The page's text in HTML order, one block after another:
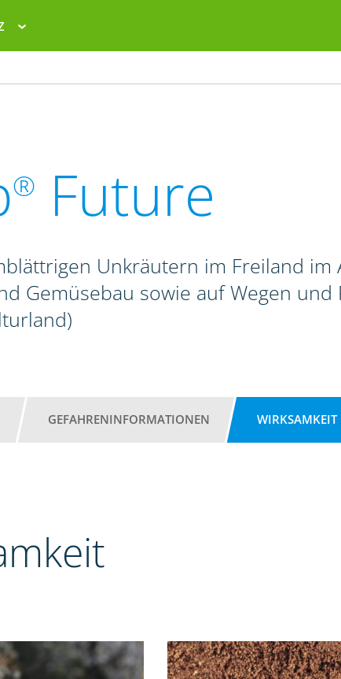
® Future
Unkräutern im Freiland im
Gemüsebau sowie auf Wegen und
GEFAHRENINFORMATIONEN WIRKSAMKEIT